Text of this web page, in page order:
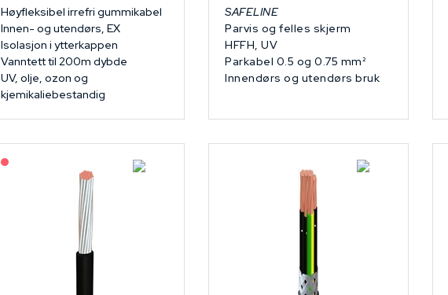
Høyfleksibel irrefri gummikabel
Innen- og utendørs, EX
Isolasjon i ytterkappen
Vanntett til 200m dybde
UV, olje, ozon og
kjemikaliebestandig
SAFELINE
Parvis og felles skjerm
HFFH, UV
Parkabel 0.5 og 0.75 mm²
Innendørs og utendørs bruk